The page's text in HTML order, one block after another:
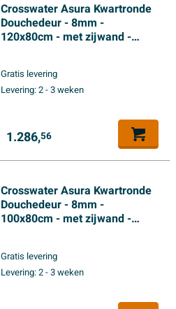
Crosswater Asura Kwartronde
Douchedeur - 8mm -
120x80cm - met zijwand -
Gratis levering
Levering:2 - 3 weken
1.286,56
Crosswater Asura Kwartronde
Douchedeur - 8mm -
100x80cm - met zijwand -
Gratis levering
Levering:2 - 3 weken